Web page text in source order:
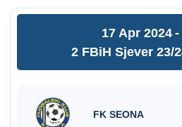
17 Apr 2024 -
2 FBiH Sjever 23/
FK SEONA